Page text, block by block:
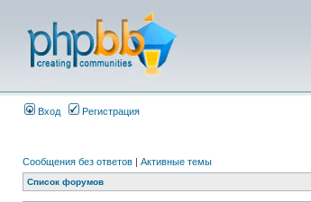
Вход Регистрация
Сообщения без ответов | Активные темы
Список форумов